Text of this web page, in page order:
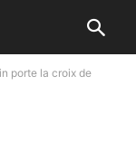
porte la croix de